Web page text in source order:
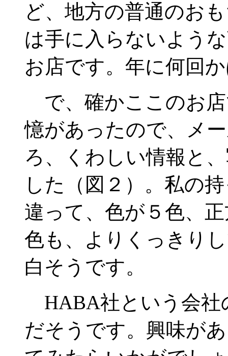
ど、地方の普通のお
は手に入らないよう
お店です。年に何回
で、確かここのお
憶があったので、メ
ろ、くわしい情報と
した（図２）。私の
違って、色が５色、
色も、よりくっきり
白そうです。
HABA社という会社
だそうです。興味が